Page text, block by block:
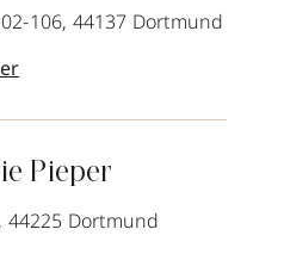
106, 44137 Dortmund
Pieper
44225 Dortmund